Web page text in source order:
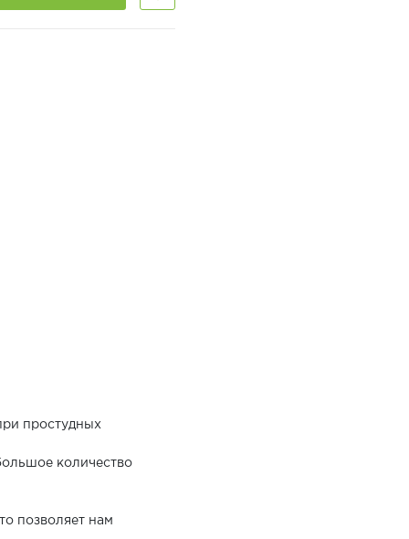
простудных
количество
позволяет нам